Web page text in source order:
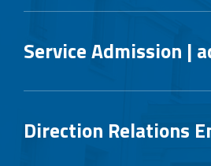
Service Admission |
Direction Relations